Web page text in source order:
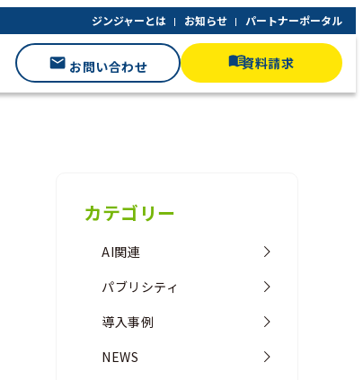
ジンジャーとは お知らせ パートナーポータル
お問い合わせ 資料請求
カテゴリー
AI関連
パブリシティ
導入事例
NEWS